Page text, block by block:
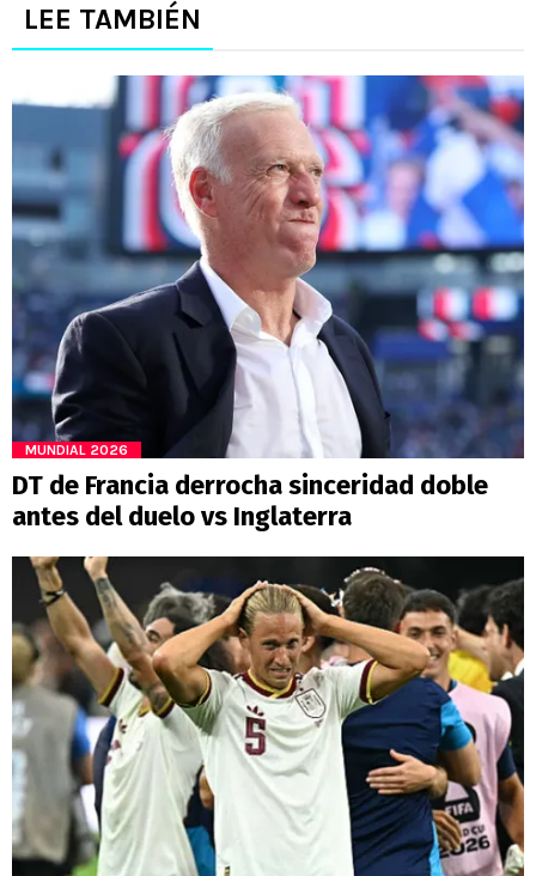
LEE TAMBIÉN
MUNDIAL 2026
DT de Francia derrocha sinceridad doble
antes del duelo vs Inglaterra